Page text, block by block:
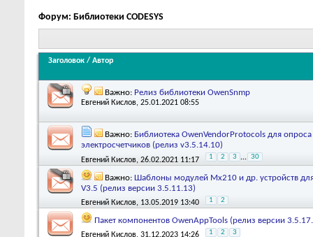
Форум: Библиотеки CODESYS
Заголовок / Автор
Важно: Релиз библиотеки OwenSnmp
Евгений Кислов, 25.01.2021 08:55
Важно: Библиотека OwenVendorProtocols для
электросчетчиков (релиз v3.5.14.10)
Евгений Кислов, 26.02.2021 11:17 1 2 3 ... 30
Важно: Шаблоны модулей Mx210 и др. устройств для
V3.5 (релиз версии 3.5.11.13)
Евгений Кислов, 13.05.2019 13:40 1 2
Пакет компонентов OwenAppTools (релиз версии
Евгений Кислов, 31.12.2023 14:26 1 2 3